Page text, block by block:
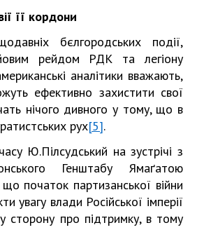
її кордони
бєлгородських події,
рейдом РДК та легіону
аналітики вважають,
ефективно захистити свої
нічого дивного у тому, що в
рух[5].
Ю.Пілсудський на зустрічі з
Генштабу Ямаґатою
початок партизанської війни
увагу влади Російської імперії
сторону про підтримку, в тому